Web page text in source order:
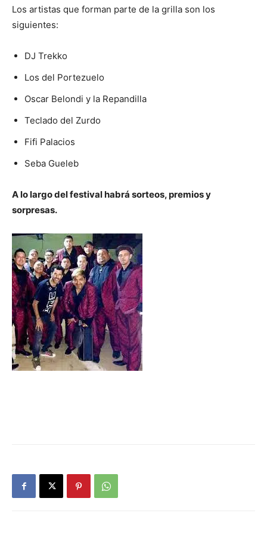
Los artistas que forman parte de la grilla son los
siguientes:
DJ Trekko
Los del Portezuelo
Oscar Belondi y la Repandilla
Teclado del Zurdo
Fifi Palacios
Seba Gueleb
A lo largo del festival habrá sorteos, premios y
sorpresas.